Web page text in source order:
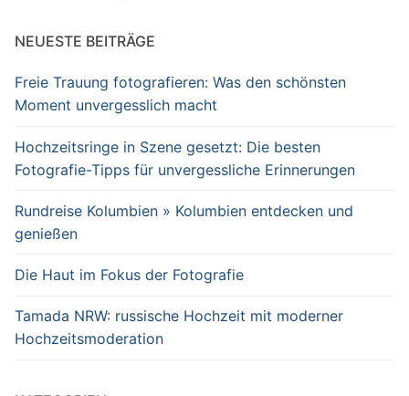
NEUESTE BEITRÄGE
Freie Trauung fotografieren: Was den schönsten
Moment unvergesslich macht
Hochzeitsringe in Szene gesetzt: Die besten
Fotografie-Tipps für unvergessliche Erinnerungen
Rundreise Kolumbien » Kolumbien entdecken und
genießen
Die Haut im Fokus der Fotografie
Tamada NRW: russische Hochzeit mit moderner
Hochzeitsmoderation